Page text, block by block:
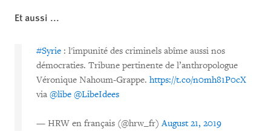
Et aussi ...
#Syrie : l'impunité des criminels abîme aussi nos
démocraties. Tribune pertinente de l’anthropologue
Véronique Nahoum-Grappe. https://t.co/n0mh81P0cX
via @libe @LibeIdees
— HRW en français (@hrw_fr)August 21, 2019